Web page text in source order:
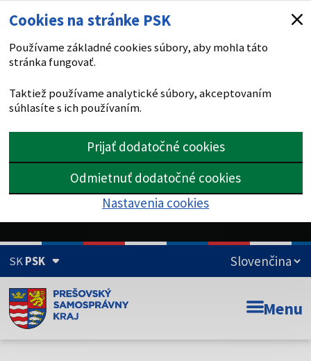
Cookies na stránke PSK
Používame základné cookies súbory, aby mohla táto
stránka fungovať.
Taktiež používame analytické súbory, akceptovaním
súhlasíte s ich používaním.
Prijať dodatočné cookies
Odmietnuť dodatočné cookies
Nastavenia cookies
SKPSK
Doména psk.sk je oficiálna
Toto je oficiálna webová stránka Prešovského
Menu